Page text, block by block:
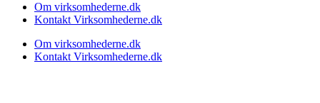
Om virksomhederne.dk
Kontakt Virksomhederne.dk
Om virksomhederne.dk
Kontakt Virksomhederne.dk